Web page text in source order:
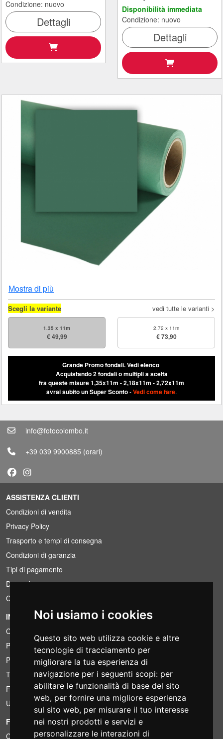
Noi usiamo i cookies
Questo sito web utilizza cookie e altre
tecnologie di tracciamento per
migliorare la tua esperienza di
navigazione per i seguenti scopi: per
abilitare le funzionalità di base del sito
web, per fornire una migliore esperienza
sul sito web, per misurare il tuo interesse
nei nostri prodotti e servizi e
personalizzare le interazioni di
Condizione: nuovo
Dettagli
Disponibilità immediata
Condizione: nuovo
Dettagli
Mostra di più
Scegli la variante vedi tutte le varianti >
1.35 x 11m
€ 49,99
2.72 x 11m
€ 73,90
Grande Promo fondali.Vedi elenco
Acquistando 2 fondali o multipli a scelta
fra queste misure 1,35x11m - 2,18x11m - 2,72x11m
avrai subito un Super Sconto-Vedi come fare.
info@fotocolombo.it
+39 039 9900885 (orari)
ASSISTENZA CLIENTI
Condizioni di vendita
Privacy Policy
Trasporto e tempi di consegna
Condizioni di garanzia
Tipi di pagamento
Diritto di recesso
Condizioni IVA
INFORMAZIONI
Condizioni di noleggio
Preventivi
Pacchetti risparmio
Trovato a meno?
Finanziamento
Usato
FOTOCOLOMBO.IT
Chi siamo